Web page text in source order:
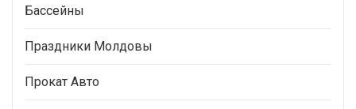
Бассейны
Праздники Молдовы
Прокат Авто